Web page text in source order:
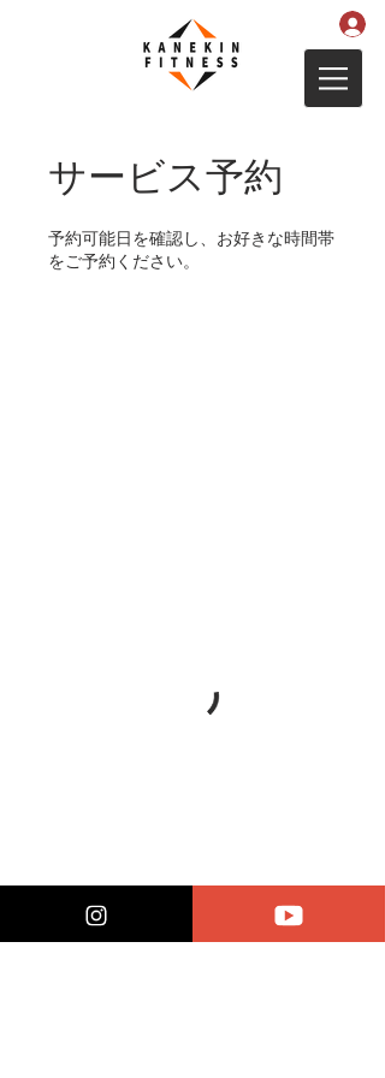
サービス予約
予約可能日を確認し、お好きな時間帯
をご予約ください。